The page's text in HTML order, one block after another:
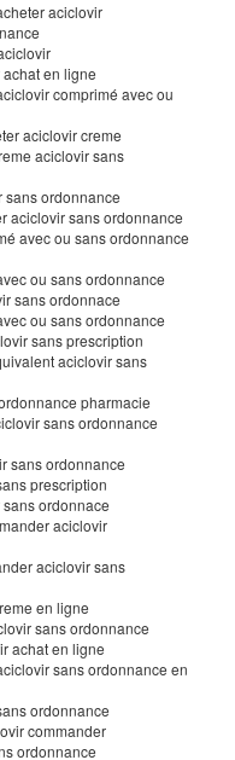
aciclovir
en ligne
comprimé avec ou
aciclovir creme
aciclovir sans
sans ordonnance
aciclovir sans ordonnance
avec ou sans ordonnance
ou sans ordonnance
sans ordonnace
ou sans ordonnance
sans prescription
aciclovir sans
pharmacie
sans ordonnance
sans ordonnance
prescription
ordonnace
aciclovir
aciclovir sans
en ligne
sans ordonnance
achat en ligne
sans ordonnance en
ordonnance
commander
ordonnance